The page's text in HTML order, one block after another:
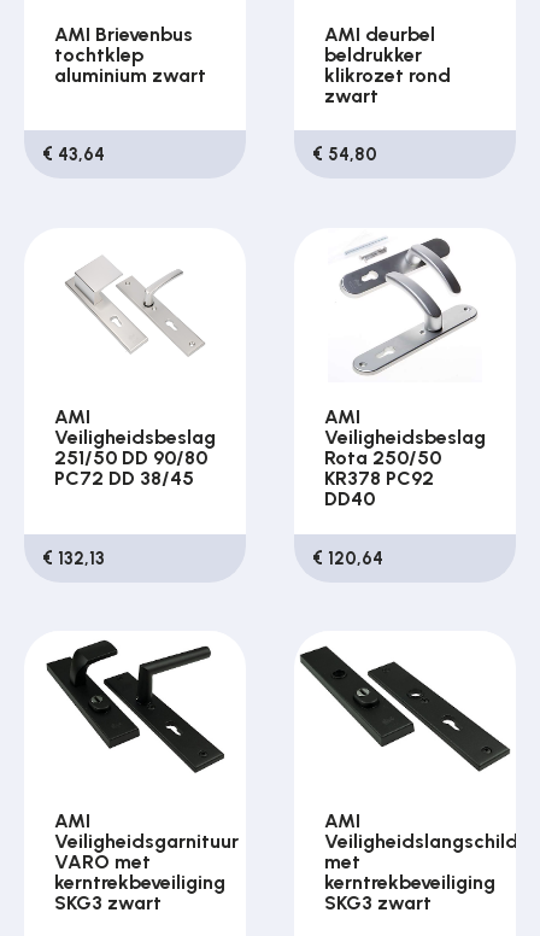
AMI Brievenbus
tochtklep
aluminium zwart
€ 43,64
AMI deurbel
beldrukker
klikrozet rond
zwart
€ 54,80
AMI
Veiligheidsbeslag
251/50 DD 90/80
PC72 DD 38/45
€ 132,13
AMI
Veiligheidsbeslag
Rota 250/50
KR378 PC92
DD40
€ 120,64
AMI
Veiligheidsgarnituur
VARO met
kerntrekbeveiliging
SKG3 zwart
AMI
Veiligheidslangschilden
met
kerntrekbeveiliging
SKG3 zwart